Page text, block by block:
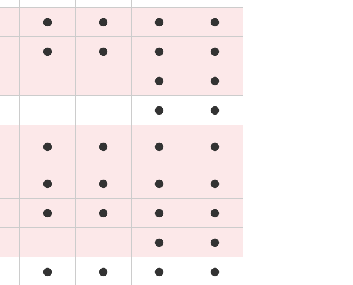
● ● ● ●
● ● ● ●
● ●
● ●
● ● ● ●
● ● ● ●
● ● ● ●
● ●
● ● ● ●